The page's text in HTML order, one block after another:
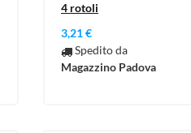
4 rotoli
3,21 €
Spedito da
Magazzino Padova